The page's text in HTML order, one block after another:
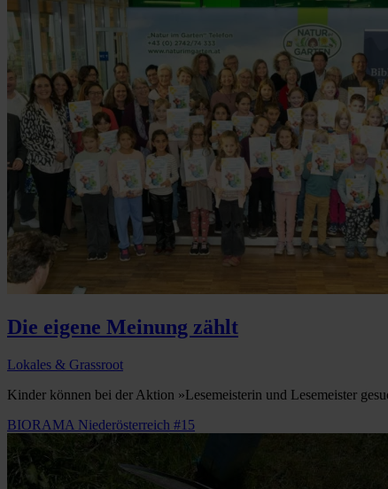
Die eigene Meinung zählt
Lokales & Grassroot
Kinder können bei der Aktion »Lesemeisterin und Lesemeister
BIORAMA Niederösterreich #15